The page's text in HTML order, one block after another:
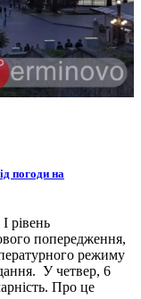
погоди на
рівень
попередження,
режиму
У четвер, 6
Про це